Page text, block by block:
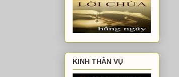
KINH THẦN VỤ